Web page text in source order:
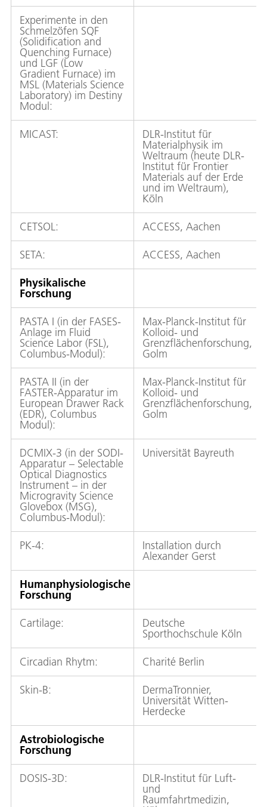
Experimente in den
Schmelzöfen SQF
(Solidification and
Quenching Furnace)
und LGF (Low
Gradient Furnace) im
MSL (Materials Science
Laboratory) im Destiny
Modul:
MICAST: DLR-Institut für
Materialphysik im
Weltraum (heute DLR-
Institut für Frontier
Materials auf der Erde
und im Weltraum),
Köln
CETSOL: ACCESS, Aachen
SETA: ACCESS, Aachen
Physikalische
Forschung
PASTA I (in der FASES-
Anlage im Fluid
Science Labor (FSL),
Columbus-Modul):
Max-Planck-Institut für
Kolloid- und
Grenzflächenforschung,
Golm
PASTA II (in der
FASTER-Apparatur im
European Drawer Rack
(EDR), Columbus
Modul):
Max-Planck-Institut für
Kolloid- und
Grenzflächenforschung,
Golm
DCMIX-3 (in der SODI-
Apparatur – Selectable
Optical Diagnostics
Instrument – in der
Microgravity Science
Glovebox (MSG),
Columbus-Modul):
Universität Bayreuth
PK-4: Installation durch
Alexander Gerst
Humanphysiologische
Forschung
Cartilage: Deutsche
Sporthochschule Köln
Circadian Rhytm: Charité Berlin
Skin-B: DermaTronnier,
Universität Witten-
Herdecke
Astrobiologische
Forschung
DOSIS-3D: DLR-Institut für Luft-
und
Raumfahrtmedizin,